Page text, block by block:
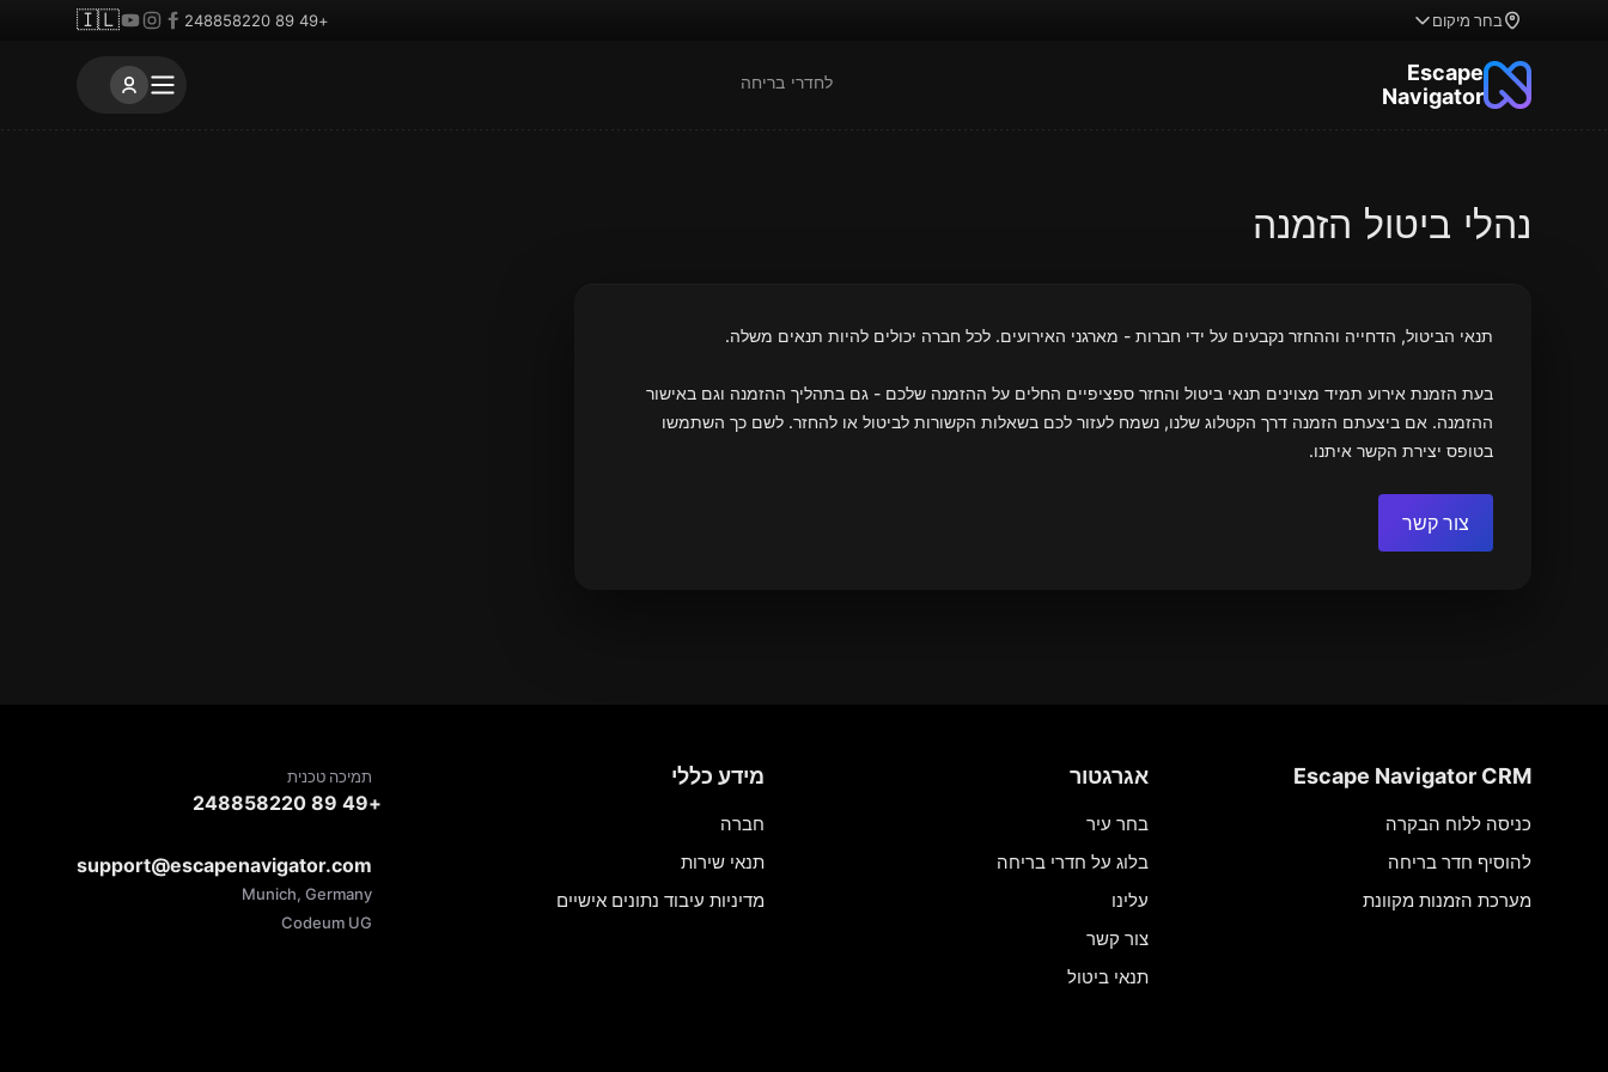
בחר מיקום +49 89 248858220
🇮🇱
Escape
Navigator
לחדרי בריחה
נהלי ביטול הזמנה
תנאי הביטול, הדחייה וההחזר נקבעים על ידי חברות - מארגני האירועים. לכל חברה יכולים להיות תנאים משלה.
בעת הזמנת אירוע תמיד מצוינים תנאי ביטול והחזר ספציפיים החלים על ההזמנה שלכם - גם בתהליך ההזמנה וגם באישור
ההזמנה. אם ביצעתם הזמנה דרך הקטלוג שלנו, נשמח לעזור לכם בשאלות הקשורות לביטול או להחזר. לשם כך השתמשו
בטופס יצירת הקשר איתנו.
צור קשר
Escape Navigator CRM
כניסה ללוח הבקרה
להוסיף חדר בריחה
מערכת הזמנות מקוונת
אגרגטור
בחר עיר
בלוג על חדרי בריחה
עלינו
צור קשר
תנאי ביטול
מידע כללי
חברה
תנאי שירות
מדיניות עיבוד נתונים אישיים
תמיכה טכנית
+49 89 248858220
support@escapenavigator.com
Munich, Germany
Codeum UG